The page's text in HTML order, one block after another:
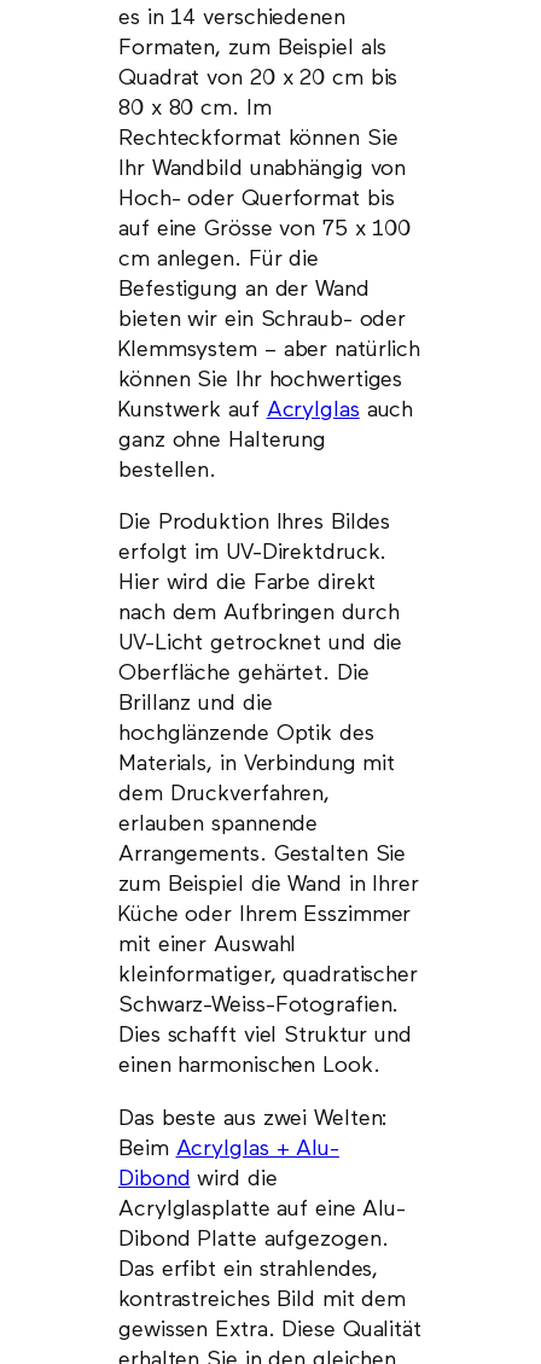
es in 14 verschiedenen
Formaten, zum Beispiel als
Quadrat von 20 x 20 cm bis
80 x 80 cm. Im
Rechteckformat können Sie
Ihr Wandbild unabhängig von
Hoch- oder Querformat bis
auf eine Grösse von 75 x 100
cm anlegen. Für die
Befestigung an der Wand
bieten wir ein Schraub- oder
Klemmsystem – aber natürlich
können Sie Ihr hochwertiges
Kunstwerk auf Acrylglas auch
ganz ohne Halterung
bestellen.
Die Produktion Ihres Bildes
erfolgt im UV-Direktdruck.
Hier wird die Farbe direkt
nach dem Aufbringen durch
UV-Licht getrocknet und die
Oberfläche gehärtet. Die
Brillanz und die
hochglänzende Optik des
Materials, in Verbindung mit
dem Druckverfahren,
erlauben spannende
Arrangements. Gestalten Sie
zum Beispiel die Wand in Ihrer
Küche oder Ihrem Esszimmer
mit einer Auswahl
kleinformatiger, quadratischer
Schwarz-Weiss-Fotografien.
Dies schafft viel Struktur und
einen harmonischen Look.
Das beste aus zwei Welten:
Beim Acrylglas + Alu-
Dibond wird die
Acrylglasplatte auf eine Alu-
Dibond Platte aufgezogen.
Das erfibt ein strahlendes,
kontrastreiches Bild mit dem
gewissen Extra. Diese Qualität